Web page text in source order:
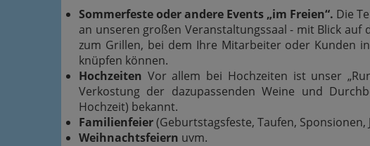
Sommerfeste oder andere Events „im Freien“. Die
an unseren großen Veranstaltungssaal - mit Blick auf
zum Grillen, bei dem Ihre Mitarbeiter oder Kunden
knüpfen können.
Hochzeiten Vor allem bei Hochzeiten ist unser
Verkostung der dazupassenden Weine und
Hochzeit) bekannt.
Familienfeier(Geburtstagsfeste, Taufen, Sponsionen,
Weihnachtsfeiern uvm.